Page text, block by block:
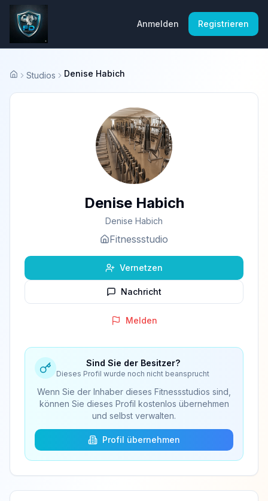
Anmelden Registrieren
Startseite
Studios Denise Habich
Denise Habich
Denise Habich
Fitnessstudio
Vernetzen
Nachricht
Melden
Sind Sie der Besitzer?
Dieses Profil wurde noch nicht beansprucht
Wenn Sie der Inhaber dieses Fitnessstudios sind,
können Sie dieses Profil kostenlos übernehmen
und selbst verwalten.
Profil übernehmen